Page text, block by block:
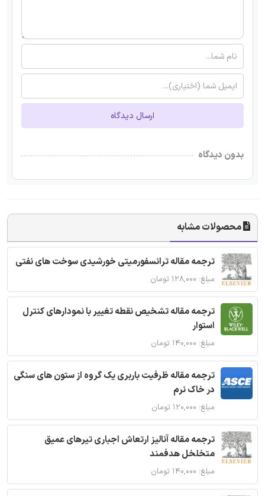
ارسال دیدگاه
بدون دیدگاه
محصولات مشابه
ترجمه مقاله ترانسفورمیتی خورشیدی سوخت های نفتی
مبلغ: ۱۲۸,۰۰۰ تومان
ترجمه مقاله تشخیص نقطه تغییر با نمودارهای کنترل
استوار
مبلغ: ۱۴۰,۰۰۰ تومان
ترجمه مقاله ظرفیت باربری یک گروه از ستون های سنگی
در خاک نرم
مبلغ: ۱۲۰,۰۰۰ تومان
ترجمه مقاله آنالیز ارتعاش اجباری تیرهای عمیق
متخلخل هدفمند
مبلغ: ۱۴۰,۰۰۰ تومان